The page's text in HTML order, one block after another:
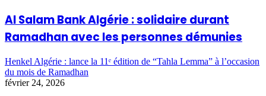
Al Salam Bank Algérie : solidaire durant
Ramadhan avec les personnes démunies
Henkel Algérie : lance la 11ᵉ édition de “Tahla Lemma” à l’occasion
du mois de Ramadhan
février 24, 2026